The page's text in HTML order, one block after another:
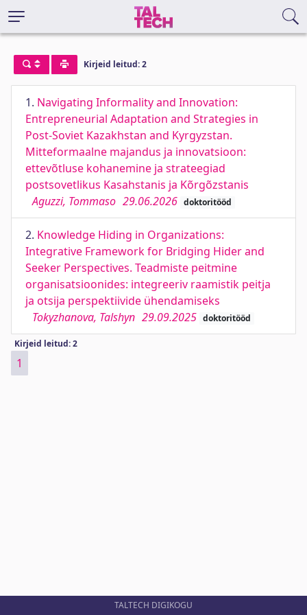
Kirjeid leitud: 2
1. Navigating Informality and Innovation:
Entrepreneurial Adaptation and Strategies in
Post-Soviet Kazakhstan and Kyrgyzstan.
Mitteformaalne majandus ja innovatsioon:
ettevõtluse kohanemine ja strateegiad
postsovetlikus Kasahstanis ja Kõrgõzstanis
Aguzzi, Tommaso 29.06.2026 doktoritööd
2. Knowledge Hiding in Organizations:
Integrative Framework for Bridging Hider and
Seeker Perspectives. Teadmiste peitmine
organisatsioonides: integreeriv raamistik peitja
ja otsija perspektiivide ühendamiseks
Tokyzhanova, Talshyn 29.09.2025 doktoritööd
Kirjeid leitud: 2
1
TALTECH DIGIKOGU